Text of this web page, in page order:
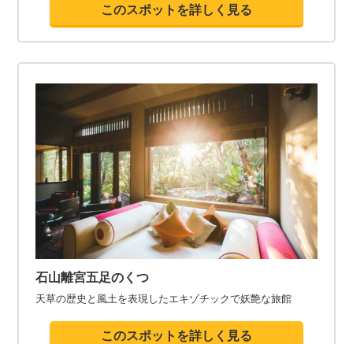
このスポットを詳しく見る
石山離宮五足のくつ
天草の歴史と風土を表現したエキゾチックで妖艶な旅館
このスポットを詳しく見る